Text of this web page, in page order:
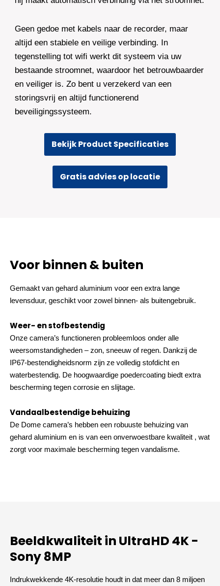
Geen gedoe met kabels naar de recorder, maar
altijd een stabiele en veilige verbinding. In
tegenstelling tot wifi werkt dit systeem via uw
bestaande stroomnet, waardoor het betrouwbaarder
en veiliger is. Zo bent u verzekerd van een
storingsvrij en altijd functionerend
beveiligingssysteem.
Bekijk Product Specificaties
Gratis advies op locatie
Voor binnen & buiten
Gemaakt van gehard aluminium voor een extra lange
levensduur, geschikt voor zowel binnen- als buitengebruik.
Weer- en stofbestendig
Onze camera’s functioneren probleemloos onder alle
weersomstandigheden – zon, sneeuw of regen. Dankzij de
IP67-bestendigheidsnorm zijn ze volledig stofdicht en
waterbestendig. De hoogwaardige poedercoating biedt extra
bescherming tegen corrosie en slijtage.
Vandaalbestendige behuizing
De Dome camera’s hebben een robuuste behuizing van
gehard aluminium en is van een onverwoestbare kwaliteit , wat
zorgt voor maximale bescherming tegen vandalisme.
Beeldkwaliteit in UltraHD 4K -
Sony 8MP​
Indrukwekkende 4K-resolutie houdt in dat meer dan 8 miljoen